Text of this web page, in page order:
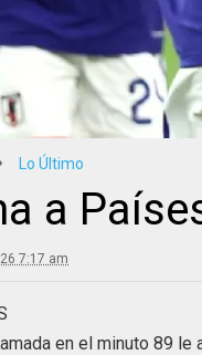
Lo Último
a
7:17 am
en el minuto 89